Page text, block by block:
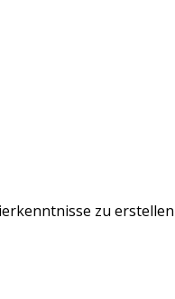
zu